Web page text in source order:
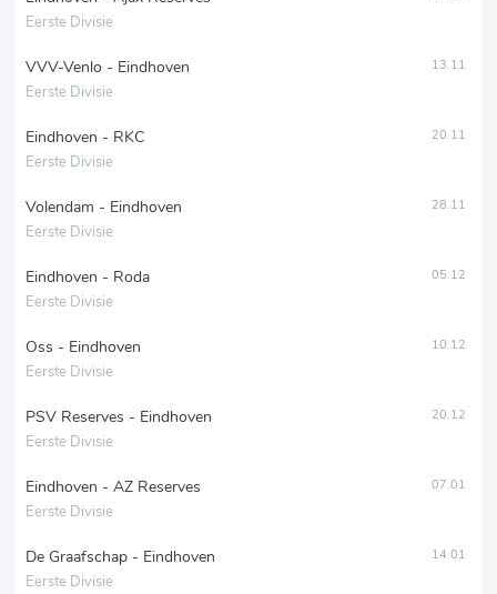
Eerste Divisie
VVV-Venlo - Eindhoven
Eerste Divisie
13.11
Eindhoven - RKC
Eerste Divisie
20.11
Volendam - Eindhoven
Eerste Divisie
28.11
Eindhoven - Roda
Eerste Divisie
05.12
Oss - Eindhoven
Eerste Divisie
10.12
PSV Reserves - Eindhoven
Eerste Divisie
20.12
Eindhoven - AZ Reserves
Eerste Divisie
07.01
De Graafschap - Eindhoven
Eerste Divisie
14.01